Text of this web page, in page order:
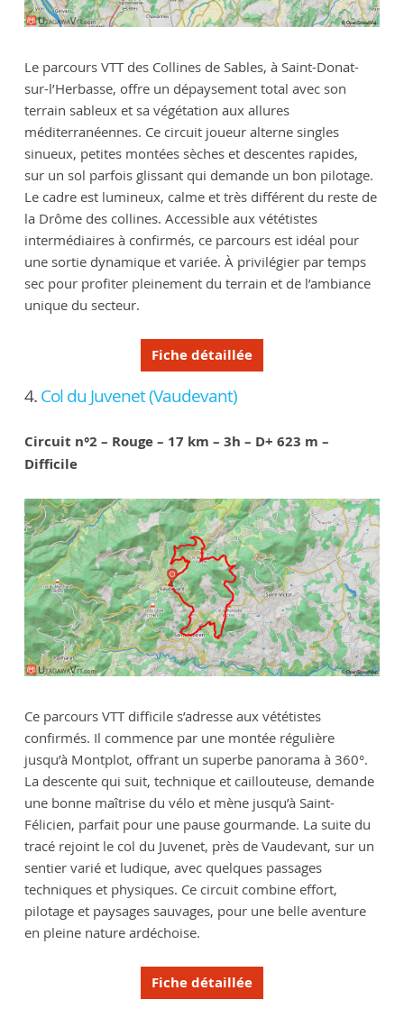
Le parcours VTT des Collines de Sables, à Saint-Donat-
sur-l’Herbasse, offre un dépaysement total avec son
terrain sableux et sa végétation aux allures
méditerranéennes. Ce circuit joueur alterne singles
sinueux, petites montées sèches et descentes rapides,
sur un sol parfois glissant qui demande un bon pilotage.
Le cadre est lumineux, calme et très différent du reste de
la Drôme des collines. Accessible aux vététistes
intermédiaires à confirmés, ce parcours est idéal pour
une sortie dynamique et variée. À privilégier par temps
sec pour profiter pleinement du terrain et de l’ambiance
unique du secteur.
Fiche détaillée
4.Col du Juvenet (Vaudevant)
Circuit n°2 – Rouge – 17 km – 3h – D+ 623 m –
Difficile
Ce parcours VTT difficile s’adresse aux vététistes
confirmés. Il commence par une montée régulière
jusqu’à Montplot, offrant un superbe panorama à 360°.
La descente qui suit, technique et caillouteuse, demande
une bonne maîtrise du vélo et mène jusqu’à Saint-
Félicien, parfait pour une pause gourmande. La suite du
tracé rejoint le col du Juvenet, près de Vaudevant, sur un
sentier varié et ludique, avec quelques passages
techniques et physiques. Ce circuit combine effort,
pilotage et paysages sauvages, pour une belle aventure
en pleine nature ardéchoise.
Fiche détaillée